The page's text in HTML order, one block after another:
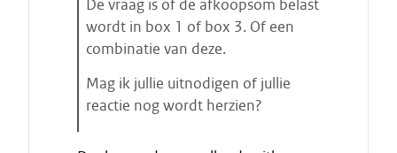
De vraag is of de afkoopsom belast
wordt in box 1 of box 3. Of een
combinatie van deze.
Mag ik jullie uitnodigen of jullie
reactie nog wordt herzien?